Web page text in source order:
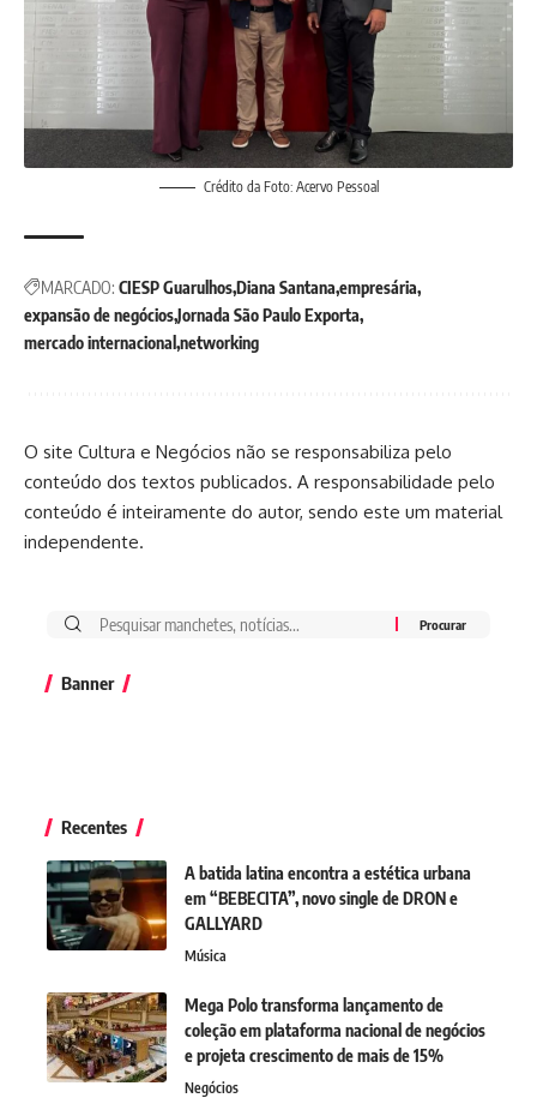
Crédito da Foto: Acervo Pessoal
MARCADO: CIESP GuarulhosDiana Santana empresária
expansão de negóciosJornada São Paulo Exporta
mercado internacional networking
O site Cultura e Negócios não se responsabiliza pelo
conteúdo dos textos publicados. A responsabilidade pelo
conteúdo é inteiramente do autor, sendo este um material
independente.
Banner
Recentes
A batida latina encontra a estética urbana
em “BEBECITA”, novo single de DRON e
GALLYARD
Música
Mega Polo transforma lançamento de
coleção em plataforma nacional de negócios
e projeta crescimento de mais de 15%
Negócios